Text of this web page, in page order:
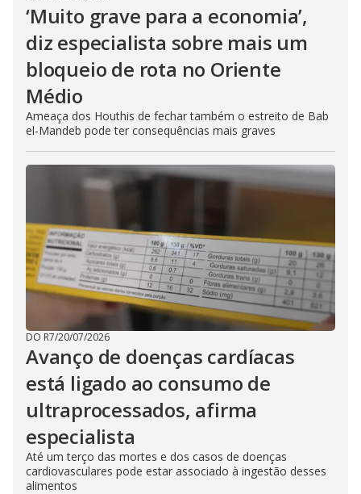
‘Muito grave para a economia’,
diz especialista sobre mais um
bloqueio de rota no Oriente
Médio
Ameaça dos Houthis de fechar também o estreito de Bab
el-Mandeb pode ter consequências mais graves
DO R7/20/07/2026
Avanço de doenças cardíacas
está ligado ao consumo de
ultraprocessados, afirma
especialista
Até um terço das mortes e dos casos de doenças
cardiovasculares pode estar associado à ingestão desses
alimentos